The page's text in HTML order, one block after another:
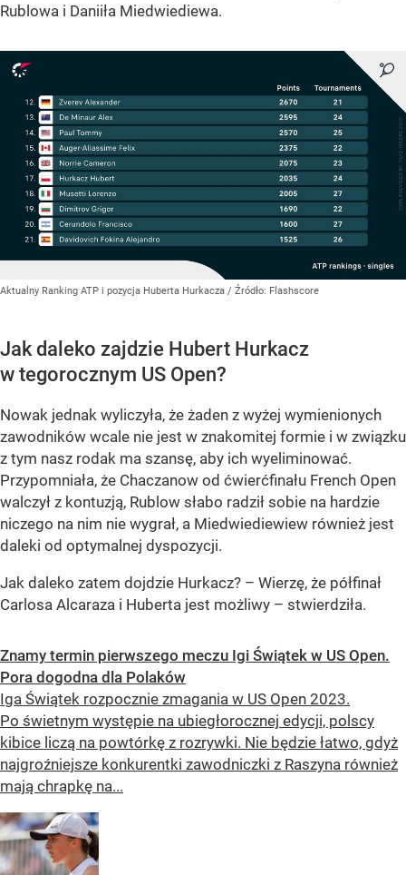
Rublowa i Daniiła Miedwiediewa.
Aktualny Ranking ATP i pozycja Huberta Hurkacza / Źródło: Flashscore
Jak daleko zajdzie Hubert Hurkacz
w tegorocznym US Open?
Nowak jednak wyliczyła, że żaden z wyżej wymienionych
zawodników wcale nie jest w znakomitej formie i w związku
z tym nasz rodak ma szansę, aby ich wyeliminować.
Przypomniała, że Chaczanow od ćwierćfinału French Open
walczył z kontuzją, Rublow słabo radził sobie na hardzie
niczego na nim nie wygrał, a Miedwiediewiew również jest
daleki od optymalnej dyspozycji.
Jak daleko zatem dojdzie Hurkacz? – Wierzę, że półfinał
Carlosa Alcaraza i Huberta jest możliwy – stwierdziła.
Znamy termin pierwszego meczu Igi Świątek w US Open.
Pora dogodna dla Polaków
Iga Świątek rozpocznie zmagania w US Open 2023.
Po świetnym występie na ubiegłorocznej edycji, polscy
kibice liczą na powtórkę z rozrywki. Nie będzie łatwo, gdyż
najgroźniejsze konkurentki zawodniczki z Raszyna również
mają chrapkę na...